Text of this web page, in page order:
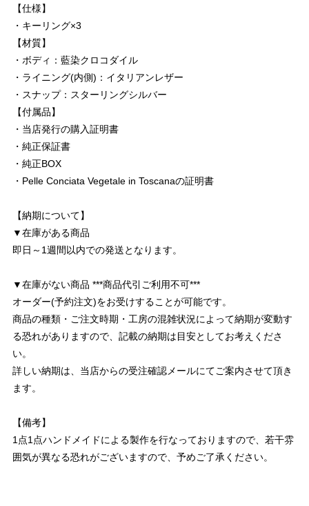
【仕様】
・キーリング×3
【材質】
・ボディ：藍染クロコダイル
・ライニング(内側)：イタリアンレザー
・スナップ：スターリングシルバー
【付属品】
・当店発行の購入証明書
・純正保証書
・純正BOX
・Pelle Conciata Vegetale in Toscanaの証明書
【納期について】
▼在庫がある商品
即日～1週間以内での発送となります。
▼在庫がない商品 ***商品代引ご利用不可***
オーダー(予約注文)をお受けすることが可能です。
商品の種類・ご注文時期・工房の混雑状況によって納期が変動す
る恐れがありますので、記載の納期は目安としてお考えくださ
い。
詳しい納期は、当店からの受注確認メールにてご案内させて頂き
ます。
【備考】
1点1点ハンドメイドによる製作を行なっておりますので、若干雰
囲気が異なる恐れがございますので、予めご了承ください。